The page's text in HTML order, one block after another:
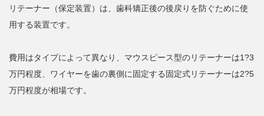
リテーナー（保定装置）は、歯科矯正後の後戻りを防ぐために使
用する装置です。
費用はタイプによって異なり、マウスピース型のリテーナーは1?3
万円程度、ワイヤーを歯の裏側に固定する固定式リテーナーは2?5
万円程度が相場です。